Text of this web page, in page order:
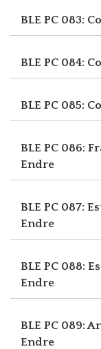
BLE PC 083:
BLE PC 084:
BLE PC 085:
BLE PC 086:
Endre
BLE PC 087:
Endre
BLE PC 088:
Endre
BLE PC 089:
Endre